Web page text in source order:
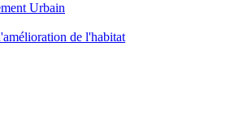
Urbain
de l'habitat